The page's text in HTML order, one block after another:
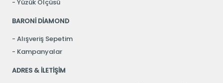
Yüzük Ölçüsü
BARONİ DİAMOND
Alışveriş Sepetim
Kampanyalar
ADRES & İLETİŞİM